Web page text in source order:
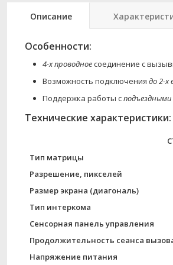
Описание
Особенности:
4-х проводноесоединение с
Возможность подключения до 2-х
Поддержка работы сподъездными
Технические характеристики:
Тип матрицы
Разрешение, пикселей
Размер экрана (диагональ)
Тип интеркома
Сенсорная панель управления
Продолжительность сеанса
Напряжение питания